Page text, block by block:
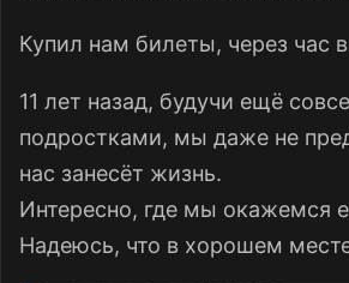
Купил нам билеты, через час
11 лет назад, будучи ещё
подростками, мы даже не
нас занесёт жизнь.
Интересно, где мы окажемся
Надеюсь, что в хорошем